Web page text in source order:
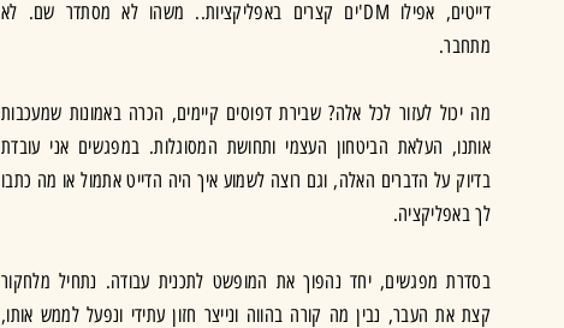
דייטים, אפילו DM'ים קצרים באפליקציות.. משהו לא מסתדר שם. לא
מתחבר.
מה יכול לעזור לכל אלה? שבירת דפוסים קיימים, הכרה באמונות שמעכבות
אותנו, העלאת הביטחון העצמי ותחושת המסוגלות. במפגשים אני עובדת
בדיוק על הדברים האלה, וגם רוצה לשמוע איך היה הדייט אתמול או מה כתבו
לך באפליקציה.
בסדרת מפגשים, יחד נהפוך את המופשט לתכנית עבודה. נתחיל מלחקור
קצת את העבר, נבין מה קורה בהווה ונייצר חזון עתידי ונפעל לממש אותו,